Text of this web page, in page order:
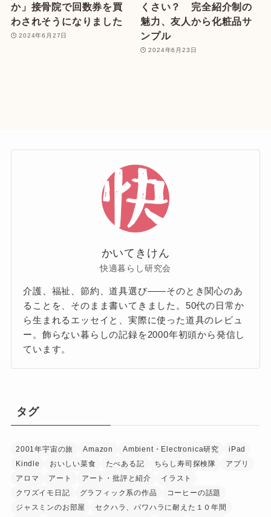
か」接骨院で回数券を買
わされそうになりました
2024年6月27日
くさい？ 完全紹介制の
魅力、友人から化粧品サ
ンプル
2024年6月23日
かいてきけん
快適暮らし研究会
介護、福祉、節約、道具選び——そのとき関心のあ
ることを、そのまま書いてきました。50代の日常か
ら生まれるエッセイと、実際に使った道具のレビュ
ー。飾らない暮らしの記録を2000年初頭から発信し
ています。
タグ
2001年宇宙の旅 Amazon Ambient・Electronica研究
iPad
Kindle
おいしい菜食 たべある記 ちらし寿司探検隊
アプリ
アロマ
アート アート・批評と紹介
イラスト
クワズイモ日記
グラフィック系の作品
コーヒーの話題
ジャスミンのお部屋
セクハラ、パワハラに耐えた１０年間